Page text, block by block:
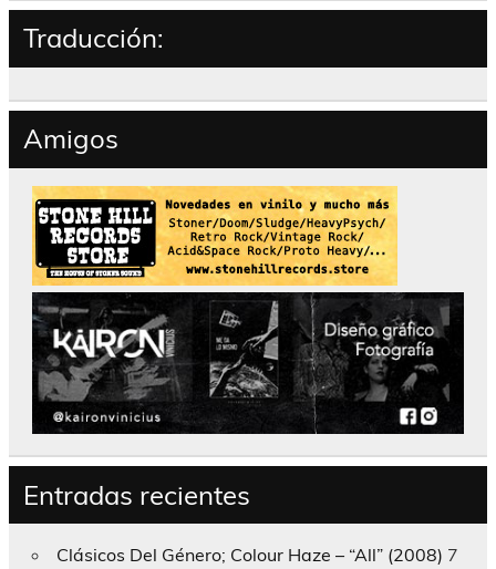
Traducción:
Amigos
Entradas recientes
Clásicos Del Género; Colour Haze – “All” (2008) 7